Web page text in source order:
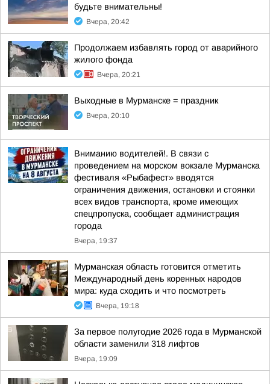
будьте внимательны!
Вчера, 20:42
Продолжаем избавлять город от аварийного
жилого фонда
Вчера, 20:21
Выходные в Мурманске = праздник
Вчера, 20:10
Вниманию водителей!. В связи с
проведением на морском вокзале Мурманска
фестиваля «Рыбафест» вводятся
ограничения движения, остановки и стоянки
всех видов транспорта, кроме имеющих
спецпропуска, сообщает администрация
города
Вчера, 19:37
Мурманская область готовится отметить
Международный день коренных народов
мира: куда сходить и что посмотреть
Вчера, 19:18
За первое полугодие 2026 года в Мурманской
области заменили 318 лифтов
Вчера, 19:09